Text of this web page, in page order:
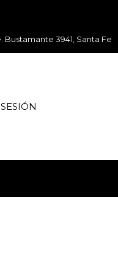
Bustamante 3941, Santa Fe